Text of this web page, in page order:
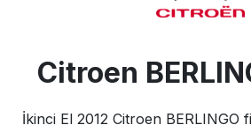
Citroen
İkinci El 2012 Citroen BERLINGO